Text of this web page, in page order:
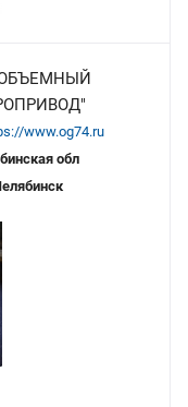
www.og74.ru
обл